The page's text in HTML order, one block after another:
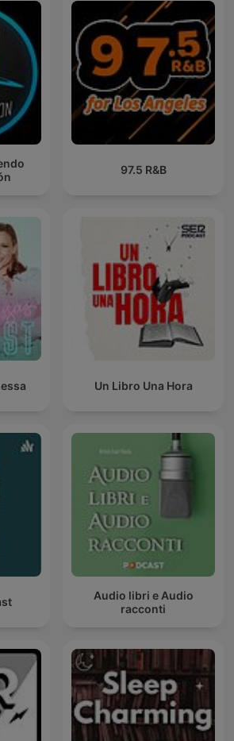
97.5 R&B
Un Libro Una Hora
Audio libri e Audio
racconti